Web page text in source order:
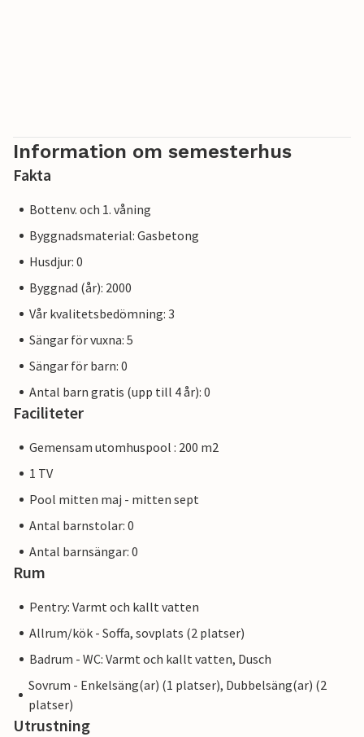
Information om semesterhus
Fakta
Bottenv. och 1. våning
Byggnadsmaterial: Gasbetong
Husdjur: 0
Byggnad (år): 2000
Vår kvalitetsbedömning: 3
Sängar för vuxna: 5
Sängar för barn: 0
Antal barn gratis (upp till 4 år): 0
Faciliteter
Gemensam utomhuspool : 200 m2
1 TV
Pool mitten maj - mitten sept
Antal barnstolar: 0
Antal barnsängar: 0
Rum
Pentry: Varmt och kallt vatten
Allrum/kök - Soffa, sovplats (2 platser)
Badrum - WC: Varmt och kallt vatten, Dusch
Sovrum - Enkelsäng(ar) (1 platser), Dubbelsäng(ar) (2
platser)
Utrustning